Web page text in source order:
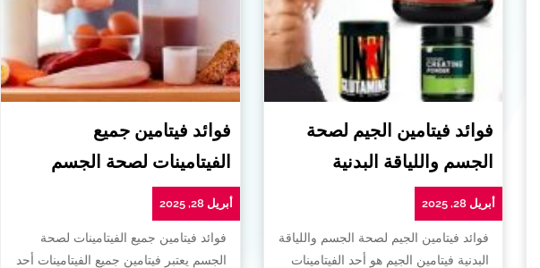
فوائد فيتامين الجيم لصحة
الجسم واللياقة البدنية
أبريل 28, 2025
فوائد فيتامين الجيم لصحة الجسم واللياقة
البدنية فيتامين الجيم هو أحد الفيتامينات
فوائد فيتامين جميع
الفيتامينات لصحة الجسم
أبريل 28, 2025
فوائد فيتامين جميع الفيتامينات لصحة
الجسم يعتبر فيتامين جميع الفيتامينات أحد